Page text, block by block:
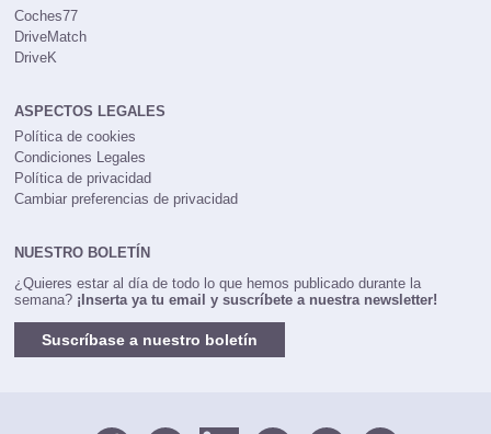
Coches77
DriveMatch
DriveK
ASPECTOS LEGALES
Política de cookies
Condiciones Legales
Política de privacidad
Cambiar preferencias de privacidad
NUESTRO BOLETÍN
¿Quieres estar al día de todo lo que hemos publicado durante la
semana? ¡Inserta ya tu email y suscríbete a nuestra newsletter!
Suscríbase a nuestro boletín